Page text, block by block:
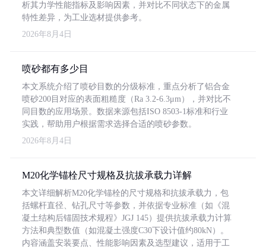
析其力学性能指标及影响因素，并对比不同状态下的金属
特性差异，为工业选材提供参考。
2026年8月4日
喷砂都有多少目
本文系统介绍了喷砂目数的分级标准，重点分析了铝合金
喷砂200目对应的表面粗糙度（Ra 3.2-6.3μm），并对比不
同目数的应用场景。数据来源包括ISO 8503-1标准和行业
实践，帮助用户根据需求选择合适的喷砂参数。
2026年8月4日
M20化学锚栓尺寸规格及抗拔承载力详解
本文详细解析M20化学锚栓的尺寸规格和抗拔承载力，包
括螺杆直径、钻孔尺寸等参数，并依据专业标准（如《混
凝土结构后锚固技术规程》JGJ 145）提供抗拔承载力计算
方法和典型数值（如混凝土强度C30下设计值约80kN）。
内容涵盖安装要点、性能影响因素及选型建议，适用于工